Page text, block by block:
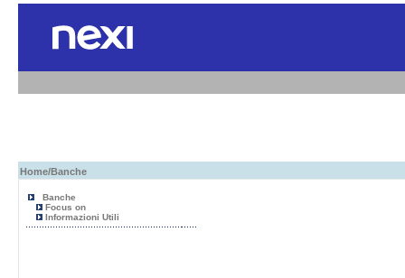
Home/Banche
Banche
Focus on
Informazioni Utili